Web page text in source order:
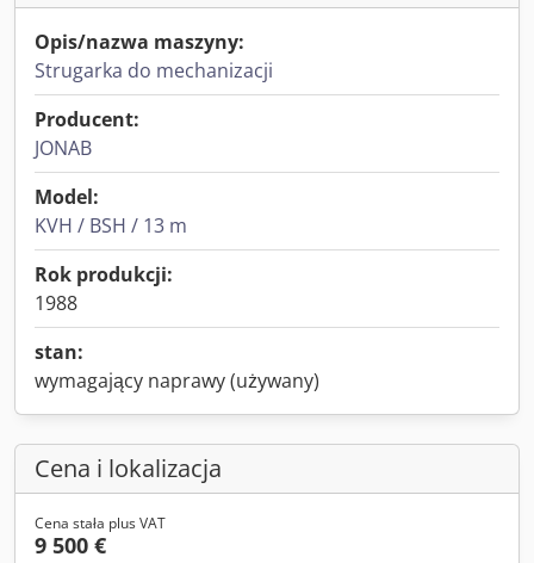
Opis/nazwa maszyny:
Strugarka do mechanizacji
Producent:
JONAB
Model:
KVH / BSH / 13 m
Rok produkcji:
1988
stan:
wymagający naprawy (używany)
Cena i lokalizacja
Cena stała plus VAT
9 500 €